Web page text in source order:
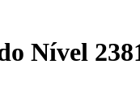
Nível